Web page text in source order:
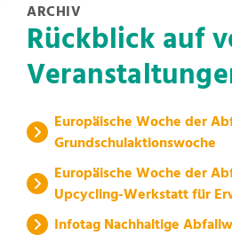
ARCHIV
Rückblick auf
Europäische Woche der
Grundschulaktionswoche
Europäische Woche der
Upcycling-Werkstatt für
Infotag Nachhaltige